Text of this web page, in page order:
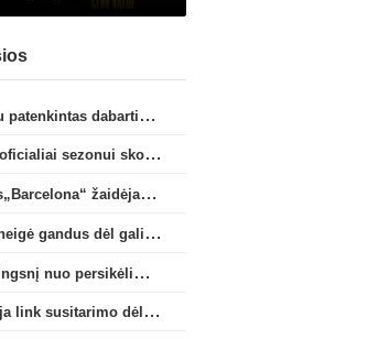
X. Alonso: „Esu patenkintas dabartiniais „Chelsea“ ekipos vartininkais“
F. Mastanuono oficialiai sezonui skolinamas „Fiorentina“ ekipai
Buvęs ilgametis„Barcelona“ žaidėjas S. Roberto artėja link persikėlimo į MLS
G. Bremeris paneigė gandus dėl galimo išvykimo iš „Juventus“ klubo
G. Rulli – per žingsnį nuo persikėlimo į „Manchester City“ klubą
„Man City“ artėja link susitarimo dėl marokiečio A. Bouaddi persikėlimo